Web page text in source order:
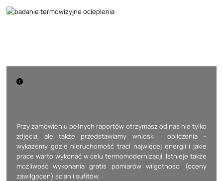
Przy zamówieniu pełnych raportów otrzymasz od nas nie tylko
zdjęcia, ale także przedstawiamy wnioski i obliczenia –
wykażemy gdzie nieruchomość traci najwięcej energii i jakie
prace warto wykonać w celu termomodernizacji. Istnieje także
możliwość wykonania gratis pomiarów wilgotności (oceny
zawilgoceń) ścian i sufitów.